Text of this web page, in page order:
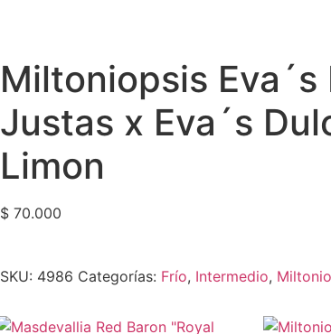
Miltoniopsis Eva´s
Justas x Eva´s
Limon
$70.000
SKU: 4986 Categorías: Frío, Intermedio,